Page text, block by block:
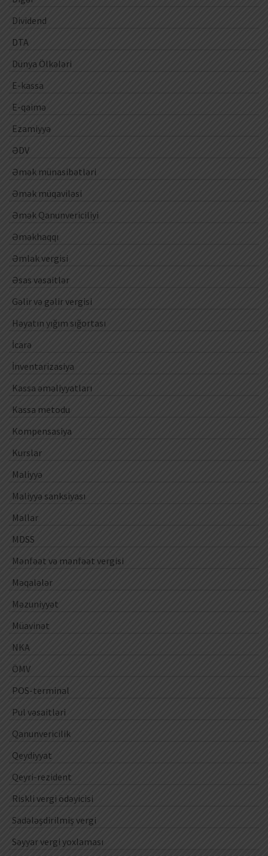
Dividend
DTA
Dünya Ölkələri
E-kassa
E-qaimə
Ezamiyyə
ƏDV
Əmək münasibətləri
Əmək müqaviləsi
Əmək Qanunvericiliyi
Əməkhaqqı
Əmlak vergisi
Əsas vəsaitlər
Gəlir və gəlir vergisi
Həyatın yığım sığortası
İcarə
İnventarizasiya
Kassa əməliyyatları
Kassa metodu
Kompensasiya
Kurslar
Maliyyə
Maliyyə sanksiyası
Mallar
MDSS
Mənfəət və mənfəət vergisi
Məqalələr
Məzuniyyət
Müavinət
NKA
ÖMV
POS-terminal
Pul vəsaitləri
Qanunvericilik
Qeydiyyat
Qeyri-rezident
Riskli vergi ödəyicisi
Sadələşdirilmiş vergi
Səyyar vergi yoxlaması